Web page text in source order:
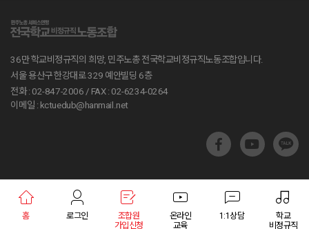
전교조
진보당
학교알리미
교육통계서비스
36만 학교비정규직의 희망, 민주노총 전국학교비정규직노동조합입니다.
서울 용산구 한강대로 329 예안빌딩 6층
전화 : 02-847-2006 / FAX : 02-6234-0264
이메일 : kctuedub@hanmail.net
홈 로그인
조합원
가입신청
온라인
교육
1:1상담
학교
비정규직